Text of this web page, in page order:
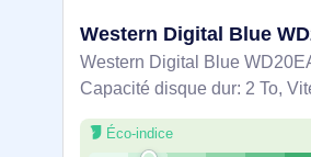
Western Digital Blue
Capacité disque dur: 2 To,
rotation du disque dur: 5400
du tampon du lecteur de
Éco-indice